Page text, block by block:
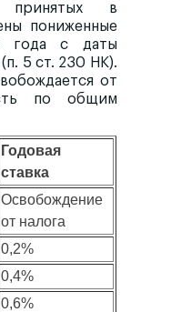
в
пониженные
года с даты
5 ст. 230 НК).
от
по общим
Годовая
ставка
Освобождение
от налога
0,2%
0,4%
0,6%